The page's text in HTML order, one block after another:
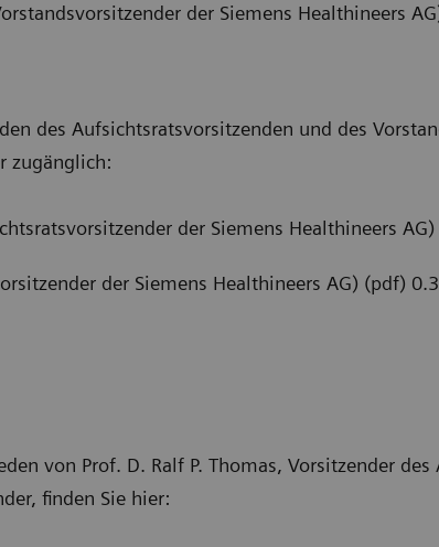
der Siemens Healthineers
des Aufsichtsratsvorsitzenden und des
zugänglich:
der Siemens Healthineers
der Siemens Healthineers AG) (pdf)
von Prof. D. Ralf P. Thomas, Vorsitzender
finden Sie hier: